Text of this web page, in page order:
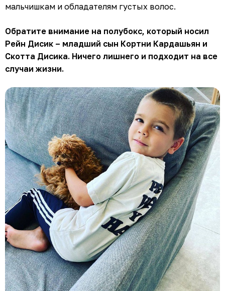
мальчишкам и обладателям густых волос.
Обратите внимание на полубокс, который носил
Рейн Дисик – младший сын Кортни Кардашьян и
Скотта Дисика. Ничего лишнего и подходит на все
случаи жизни.